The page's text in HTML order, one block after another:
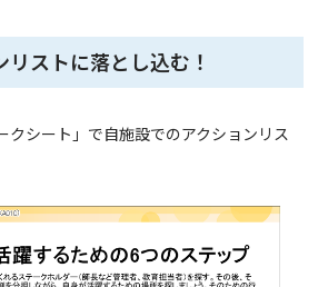
リストに落とし込む！
クシート」で自施設でのアクションリス